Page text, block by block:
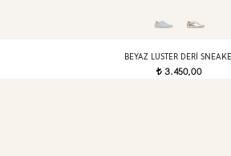
BEYAZ LUSTER DERI
t3.450,00